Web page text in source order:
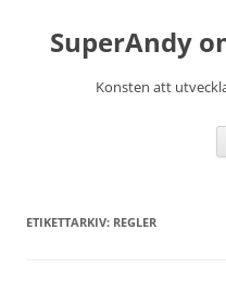
innehåll
SuperAndy
Konsten att
ETIKETTARKIV: REGLER